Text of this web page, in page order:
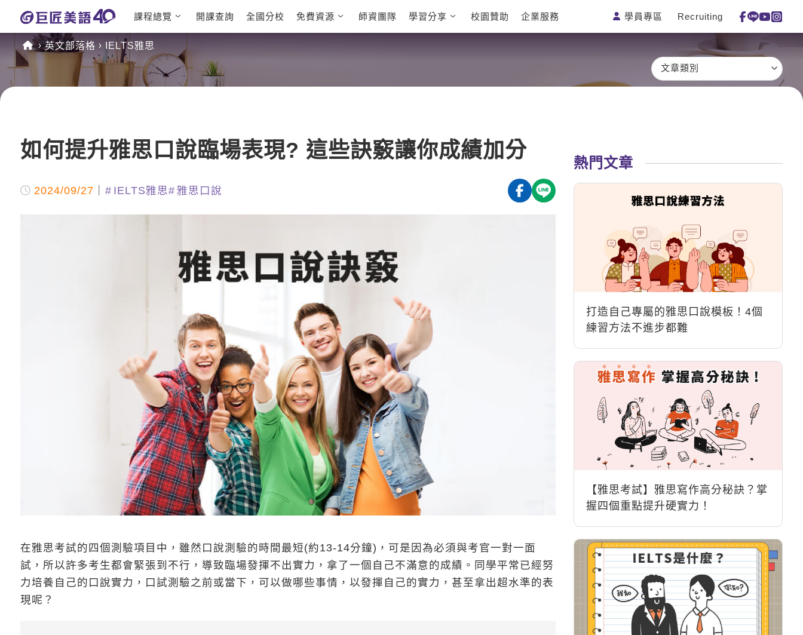
課程總覽
日語課程總
英文課程總
表
TOEFL 托福課程
Cengage TED
Talks
CNN聽力強化
英語俱樂
日語
韓語
一對一家教
企業訓練
開課查詢 全國分校 免費資源 師資團隊 學習分享 校園贊助 企業服務 學員專區 Recruiting
英文部落格 IELTS雅思
文章類別
如何提升雅思口說臨場表現? 這些訣竅讓你成績加分
2024/09/27 IELTS雅思 雅思口說
在雅思考試的四個測驗項目中，雖然口說測驗的時間最短(約13-14分鐘)，可是因為必須與考官一對一面
試，所以許多考生都會緊張到不行，導致臨場發揮不出實力，拿了一個自己不滿意的成績。同學平常已經努
力培養自己的口說實力，口試測驗之前或當下，可以做哪些事情，以發揮自己的實力，甚至拿出超水準的表
現呢？
熱門文章
打造自己專屬的雅思口說模板！4個
練習方法不進步都難
【雅思考試】雅思寫作高分秘訣？掌
握四個重點提升硬實力！